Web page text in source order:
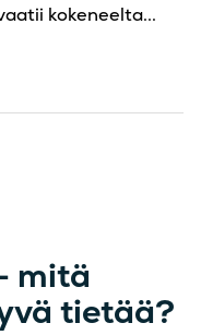
kokeneelta...
mitä
tietää?